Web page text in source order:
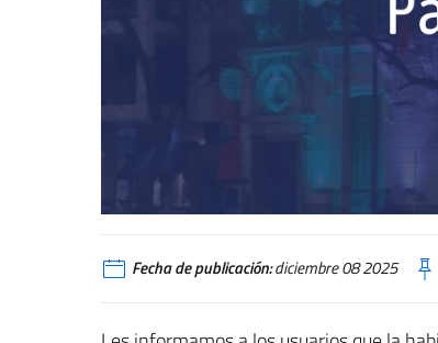
Fecha de publicación:diciembre 08 2025